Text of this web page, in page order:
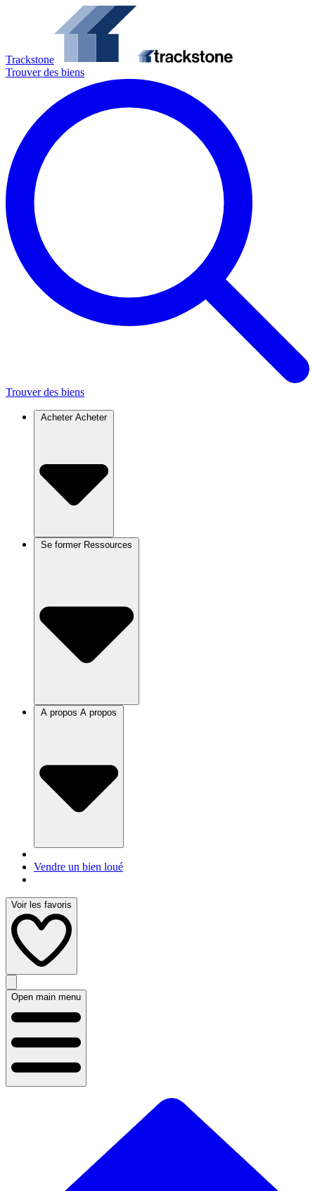
Trackstone
Trouver des biens
Trouver des biens
Acheter Acheter
Se former
A propos
Vendre un bien loué
Voir les favoris
Open main menu